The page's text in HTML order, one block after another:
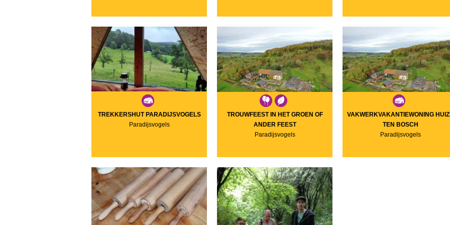
TREKKERSHUT PARADIJSVOGELS
Paradijsvogels
TROUWFEEST IN HET GROEN OF
ANDER FEEST
Paradijsvogels
VAKWERKVAKANTIEWONING
TEN BOSCH
Paradijsvogels